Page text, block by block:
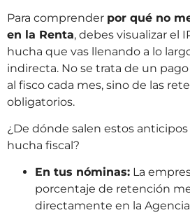
Para comprender por qué no
en la Renta, debes visualizar el
hucha que vas llenando a lo
indirecta. No se trata de un
al fisco cada mes, sino de las
obligatorios.
¿De dónde salen estos
hucha fiscal?
En tus nóminas: La
porcentaje de retención
directamente en la